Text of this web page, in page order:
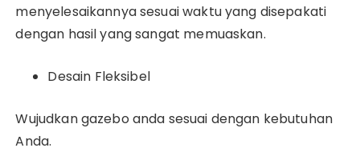
menyelesaikannya sesuai waktu yang disepakati
dengan hasil yang sangat memuaskan.
Desain Fleksibel
Wujudkan gazebo anda sesuai dengan kebutuhan
Anda.